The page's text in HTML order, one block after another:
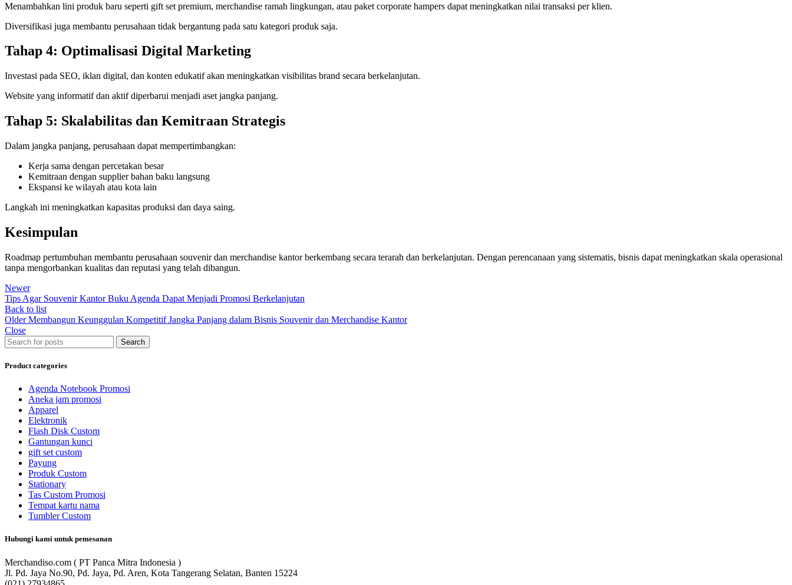
Menambahkan lini produk baru seperti gift set premium, merchandise ramah lingkungan, atau paket corporate hampers dapat meningkatkan nilai transaksi per klien.
Diversifikasi juga membantu perusahaan tidak bergantung pada satu kategori produk saja.
Tahap 4: Optimalisasi Digital Marketing
Investasi pada SEO, iklan digital, dan konten edukatif akan meningkatkan visibilitas brand secara berkelanjutan.
Website yang informatif dan aktif diperbarui menjadi aset jangka panjang.
Tahap 5: Skalabilitas dan Kemitraan Strategis
Dalam jangka panjang, perusahaan dapat mempertimbangkan:
Kerja sama dengan percetakan besar
Kemitraan dengan supplier bahan baku langsung
Ekspansi ke wilayah atau kota lain
Langkah ini meningkatkan kapasitas produksi dan daya saing.
Kesimpulan
Roadmap pertumbuhan membantu perusahaan souvenir dan merchandise kantor berkembang secara terarah dan berkelanjutan. Dengan perencanaan yang sistematis, bisnis dapat meningkatkan skala operasional
tanpa mengorbankan kualitas dan reputasi yang telah dibangun.
Newer
Tips Agar Souvenir Kantor Buku Agenda Dapat Menjadi Promosi Berkelanjutan
Back to list
Older Membangun Keunggulan Kompetitif Jangka Panjang dalam Bisnis Souvenir dan Merchandise Kantor
Close
Search
Product categories
Agenda Notebook Promosi
Aneka jam promosi
Apparel
Elektronik
Flash Disk Custom
Gantungan kunci
gift set custom
Payung
Produk Custom
Stationary
Tas Custom Promosi
Tempat kartu nama
Tumbler Custom
Hubungi kami untuk pemesanan
Merchandiso.com ( PT Panca Mitra Indonesia )
Jl. Pd. Jaya No.90, Pd. Jaya, Pd. Aren, Kota Tangerang Selatan, Banten 15224